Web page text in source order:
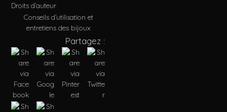
Droits d’auteur
Conseils d’utilisation et
entretiens des bijoux
Partagez :